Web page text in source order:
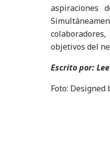
aspiraciones
objetivos del
Escrito por:
Foto: